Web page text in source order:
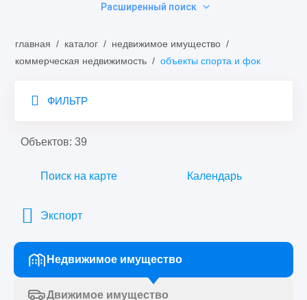
Расширенный поиск
главная / каталог / недвижимое имущество /
коммерческая недвижимость / объекты спорта и фок
ФИЛЬТР
Объектов: 39
Поиск на карте Календарь
Экспорт
Недвижимое имущество
Движимое имущество